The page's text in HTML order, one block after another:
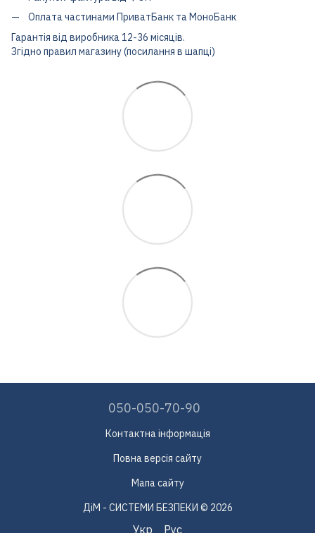
Оплата частинами ПриватБанк та МоноБанк
Гарантія від виробника 12-36 місяців.
Згідно правил магазину (посилання в шапці)
050-050-70-90
Контактна інформація
Повна версія сайту
Мапа сайту
ДіМ - СИСТЕМИ БЕЗПЕКИ © 2026
Укр Рус